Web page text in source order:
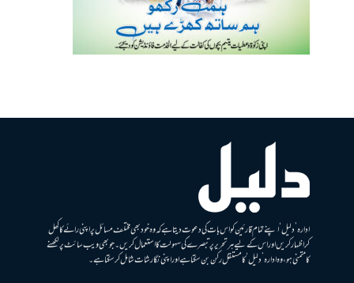
ادارہ ’دلیل‘ اپنے تمام قارئین کو اس بات کی دعوت دیتا ہے کہ وہ خود بھی مختلف مسائل پر اپنی رائے کا کھل
کر اظہار کریں اور اس کے لیے ہر تحریر پر تبصرے کی سہولت کا استعمال کریں۔ جو بھی ویب سائٹ پر لکھنے
کا متمنی ہو، وہ ادارہ ’دلیل‘ کا مستقل رکن بن سکتا ہے اور اپنی نگارشات شامل کرسکتا ہے۔